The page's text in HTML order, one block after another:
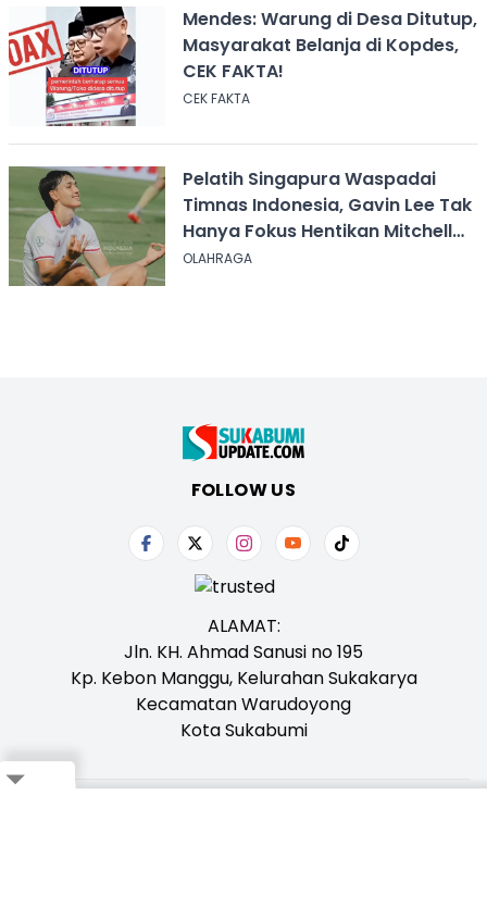
Mendes: Warung di Desa Ditutup,
Masyarakat Belanja di Kopdes,
CEK FAKTA!
CEK FAKTA
Pelatih Singapura Waspadai
Timnas Indonesia, Gavin Lee Tak
Hanya Fokus Hentikan Mitchell
Baker
OLAHRAGA
FOLLOW US
ALAMAT:
Jln. KH. Ahmad Sanusi no 195
Kp. Kebon Manggu, Kelurahan Sukakarya
Kecamatan Warudoyong
Kota Sukabumi